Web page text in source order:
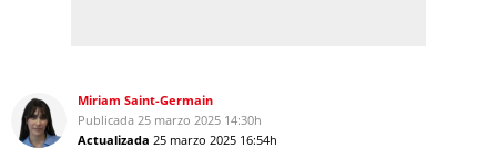
Miriam Saint-Germain
Publicada 25 marzo 2025 14:30h
Actualizada 25 marzo 2025 16:54h